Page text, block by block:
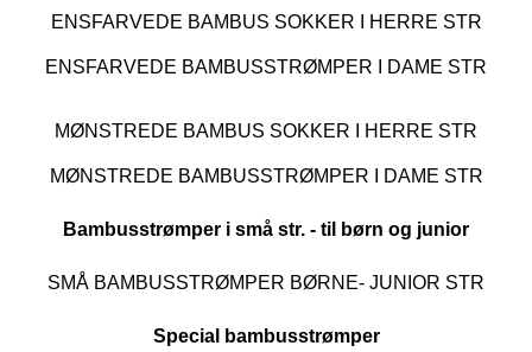
ENSFARVEDE BAMBUS SOKKER I HERRE STR
ENSFARVEDE BAMBUSSTRØMPER I DAME STR
MØNSTREDE BAMBUS SOKKER I HERRE STR
MØNSTREDE BAMBUSSTRØMPER I DAME STR
Bambusstrømper i små str. - til børn og junior
SMÅ BAMBUSSTRØMPER BØRNE- JUNIOR STR
Special bambusstrømper